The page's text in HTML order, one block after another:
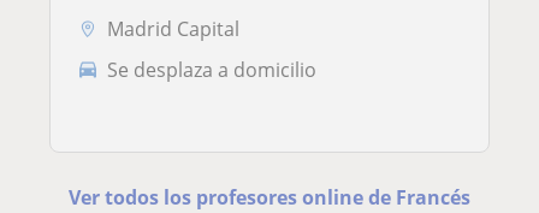
Madrid Capital
Se desplaza a domicilio
Ver todos los profesores online de Francés